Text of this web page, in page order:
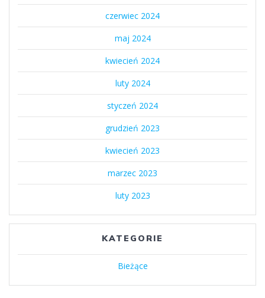
czerwiec 2024
maj 2024
kwiecień 2024
luty 2024
styczeń 2024
grudzień 2023
kwiecień 2023
marzec 2023
luty 2023
KATEGORIE
Bieżące